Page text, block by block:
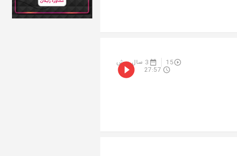
15 3 سال پیش
27:57